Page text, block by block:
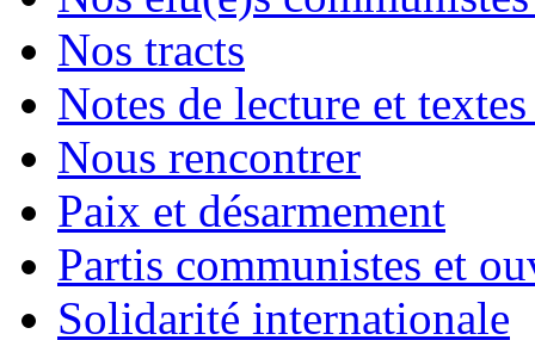
Nos tracts
Notes de lecture et
Nous rencontrer
Paix et désarmement
Partis communistes et
Solidarité internationale